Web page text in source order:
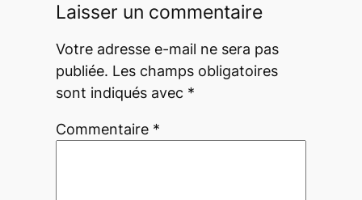
Laisser un commentaire
Votre adresse e-mail ne sera pas
publiée. Les champs obligatoires
sont indiqués avec *
Commentaire *